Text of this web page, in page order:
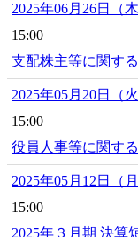
2025年06月26日（木
15:00
支配株主等に関す
2025年05月20日（火
15:00
役員人事等に関す
2025年05月12日（月
15:00
2025年３月期 決算